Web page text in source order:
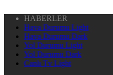
HABERLER
Hava Durumu Light
Hava Durumu Dark
Yol Durumu Light
Yol Durumu Dark
Canlı Tv Light